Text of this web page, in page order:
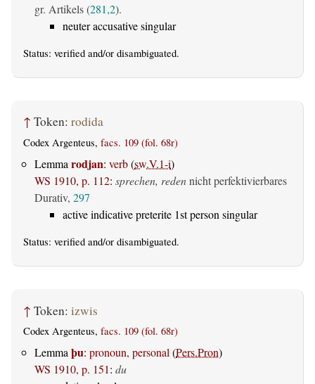
gr. Artikels (281,2).
neuter accusative singular
Status: verified and/or disambiguated.
↑ Token: rodida
Codex Argenteus, facs. 109 (fol. 68r)
Lemma rodjan: verb(sw.V.1-i)
WS 1910, p. 112: sprechen, redennicht perfektivierbares
Durativ, 297
active indicative preterite 1st person singular
Status: verified and/or disambiguated.
↑ Token: izwis
Codex Argenteus, facs. 109 (fol. 68r)
Lemmaþu: pronoun, personal(Pers.Pron)
WS 1910, p. 151: du